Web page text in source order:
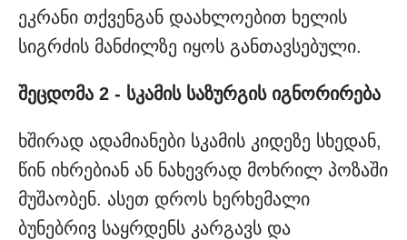
ეკრანი თქვენგან დაახლოებით ხელის
სიგრძის მანძილზე იყოს განთავსებული.
შეცდომა 2 - სკამის საზურგის იგნორირება
ხშირად ადამიანები სკამის კიდეზე სხედან,
წინ იხრებიან ან ნახევრად მოხრილ პოზაში
მუშაობენ. ასეთ დროს ხერხემალი
ბუნებრივ საყრდენს კარგავს და